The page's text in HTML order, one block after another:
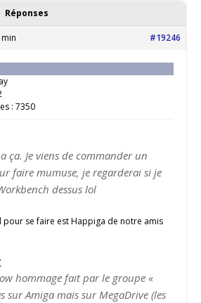
Réponses
#19246
: 7350
ça. Je viens de commander un
faire mumuse, je regarderai si je
dessus lol
pour se faire est Happiga de notre amis
hommage fait par le groupe «
sur Amiga mais sur MegaDrive (les